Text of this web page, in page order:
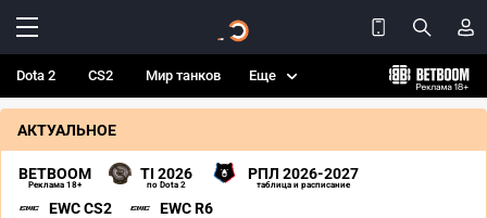
Dota 2 CS2 Мир танков Еще
АКТУАЛЬНОЕ
BETBOOM
Реклама 18+
TI 2026
по Dota 2
РПЛ 2026-2027
таблица и расписание
EWC CS2 EWC R6